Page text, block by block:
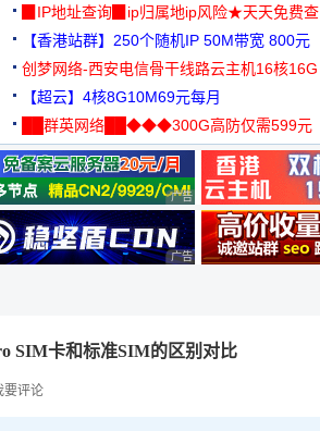
3000+可免费测试
▉IP地址查询▉ip归属地ip风险★天天免费查
【香港站群】250个随机IP 50M带宽 800元
创梦网络-西安电信骨干线路云主机16核16G
88元/月
【超云】4核8G10M69元每月
██群英网络██◆◆◆300G高防仅需599元
◆◆◆
性选择 广告 商业广告，理性选择
性选择 广告 商业广告，理性选择
SIM卡和标准SIM的区别对比
要评论